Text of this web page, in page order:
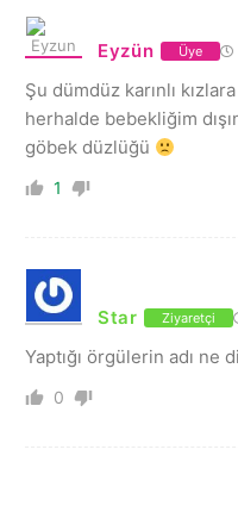
Eyzün Üye
Şu dümdüz karınlı
herhalde bebekliğim
göbek düzlüğü
1
Star Ziyaretçi
Yaptığı örgülerin adı ne
0